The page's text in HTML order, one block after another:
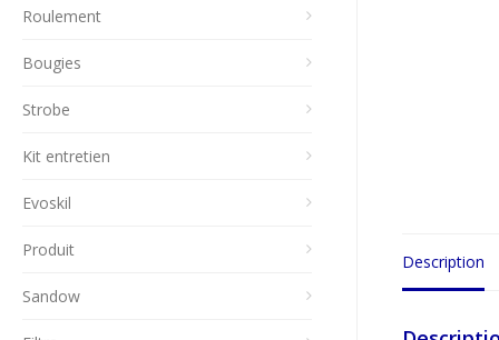
Description
Roulement
Bougies
Strobe
Kit entretien
Evoskil
Produit
Sandow